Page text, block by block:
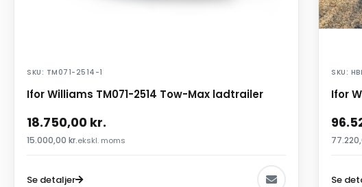
SKU: TM071-2514-1
Ifor Williams TM071-2514 Tow-Max ladtrailer
18.750,00 kr.
15.000,00 kr.ekskl. moms
Se detaljer
SKU:
Ifor
Se